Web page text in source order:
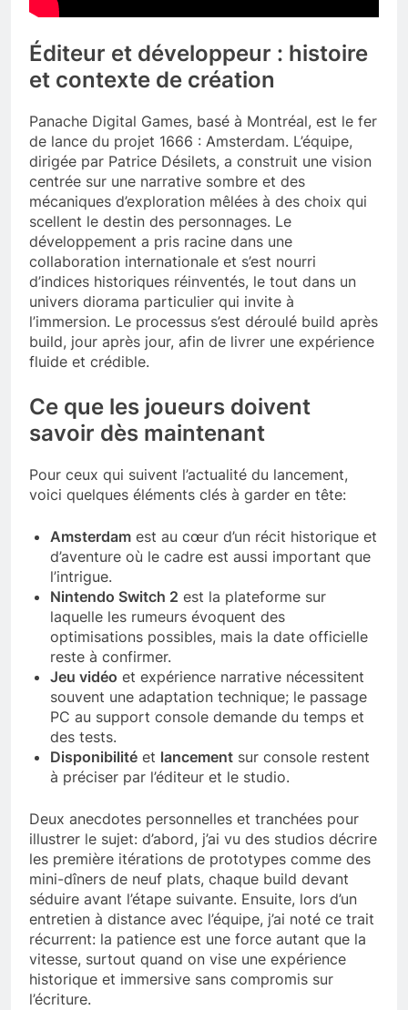
Éditeur et développeur : histoire
et contexte de création
Panache Digital Games, basé à Montréal, est le fer
de lance du projet 1666 : Amsterdam. L’équipe,
dirigée par Patrice Désilets, a construit une vision
centrée sur une narrative sombre et des
mécaniques d’exploration mêlées à des choix qui
scellent le destin des personnages. Le
développement a pris racine dans une
collaboration internationale et s’est nourri
d’indices historiques réinventés, le tout dans un
univers diorama particulier qui invite à
l’immersion. Le processus s’est déroulé build après
build, jour après jour, afin de livrer une expérience
fluide et crédible.
Ce que les joueurs doivent
savoir dès maintenant
Pour ceux qui suivent l’actualité du lancement,
voici quelques éléments clés à garder en tête:
Amsterdam est au cœur d’un récit historique et
d’aventure où le cadre est aussi important que
l’intrigue.
Nintendo Switch 2 est la plateforme sur
laquelle les rumeurs évoquent des
optimisations possibles, mais la date officielle
reste à confirmer.
Jeu vidéo et expérience narrative nécessitent
souvent une adaptation technique; le passage
PC au support console demande du temps et
des tests.
Disponibilité et lancement sur console restent
à préciser par l’éditeur et le studio.
Deux anecdotes personnelles et tranchées pour
illustrer le sujet: d’abord, j’ai vu des studios décrire
les première itérations de prototypes comme des
mini-dîners de neuf plats, chaque build devant
séduire avant l’étape suivante. Ensuite, lors d’un
entretien à distance avec l’équipe, j’ai noté ce trait
récurrent: la patience est une force autant que la
vitesse, surtout quand on vise une expérience
historique et immersive sans compromis sur
l’écriture.